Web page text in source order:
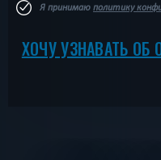
Я принимаю политику
ХОЧУ УЗНАВАТЬ